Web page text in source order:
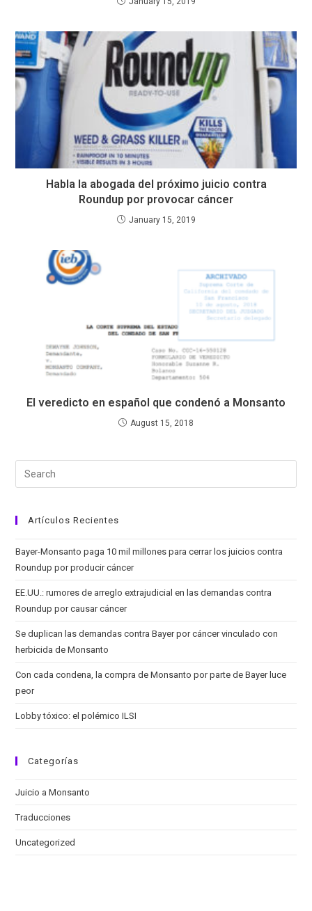
Habla la abogada del próximo juicio contra
Roundup por provocar cáncer
January 15, 2019
El veredicto en español que condenó a Monsanto
August 15, 2018
Artículos Recientes
Bayer-Monsanto paga 10 mil millones para cerrar los juicios contra
Roundup por producir cáncer
EE.UU.: rumores de arreglo extrajudicial en las demandas contra
Roundup por causar cáncer
Se duplican las demandas contra Bayer por cáncer vinculado con
herbicida de Monsanto
Con cada condena, la compra de Monsanto por parte de Bayer luce
peor
Lobby tóxico: el polémico ILSI
Categorías
Juicio a Monsanto
Traducciones
Uncategorized